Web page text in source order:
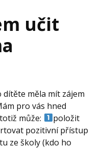
učit
dítěte měla mít zájem
pro vás hned
může:
položit
pozitivní přístup
ze školy (kdo ho